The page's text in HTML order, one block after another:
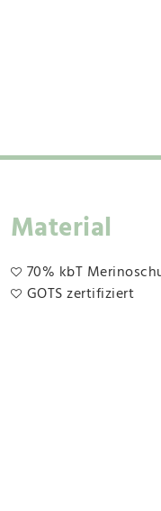
Material
70% kbT
GOTS zertifiziert